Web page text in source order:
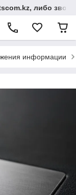
либо
информации